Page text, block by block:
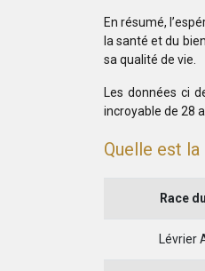
En résumé,
la santé et du
sa qualité de vie.
Les données ci
incroyable de 28
Quelle est
Race
Lévrier